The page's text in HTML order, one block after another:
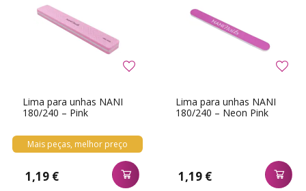
Lima para unhas NANI
180/240 – Pink
Mais peças, melhor preço
1,19 €
Lima para unhas NANI
180/240 – Neon Pink
1,19 €